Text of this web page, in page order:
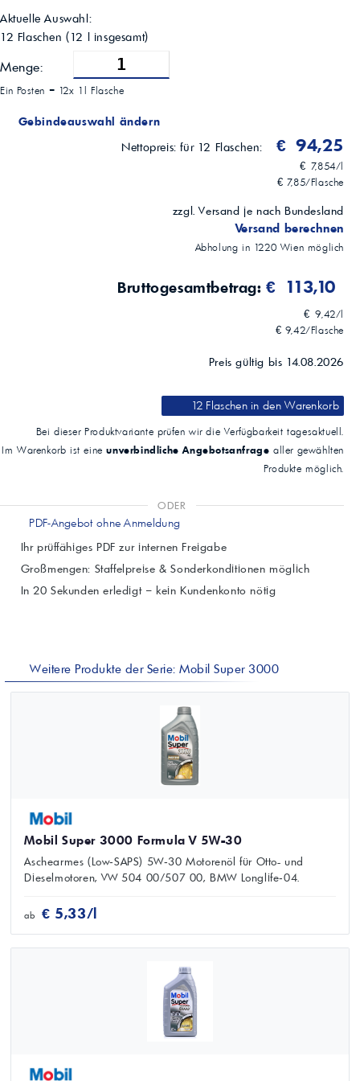
Aktuelle Auswahl:
12 Flaschen (12 l insgesamt)
Menge:
Ein Posten = 12x 1l Flasche
Gebindeauswahl ändern
Nettopreis:für 12 Flaschen: € 94,25
€ 7,854/l
€ 7,85/Flasche
zzgl. Versand je nach Bundesland
Versand berechnen
Abholung in 1220 Wien möglich
Bruttogesamtbetrag:€ 113,10
€ 9,42/l
€ 9,42/Flasche
Preis gültig bis 14.08.2026
12 Flaschenin den Warenkorb
Bei dieser Produktvariante prüfen wir die Verfügbarkeit tagesaktuell.
Im Warenkorb ist eineunverbindliche Angebotsanfrage aller gewählten
Produkte möglich.
ODER
PDF-Angebot ohne Anmeldung
Ihr prüffähiges PDF zur internen Freigabe
Großmengen: Staffelpreise & Sonderkonditionen möglich
In 20 Sekunden erledigt – kein Kundenkonto nötig
Weitere Produkte der Serie: Mobil Super 3000
Mobil Super 3000 Formula V 5W-30
Aschearmes (Low‑SAPS) 5W‑30 Motorenöl für Otto- und
Dieselmotoren, VW 504 00/507 00, BMW Longlife‑04.
ab € 5,33/l